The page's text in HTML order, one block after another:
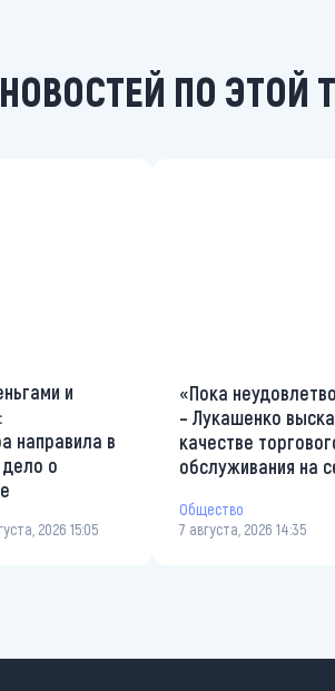
ПО ЭТОЙ
и
направила в
дело о
2026 15:05
«Пока
– Лукашенко
качестве
обслуживания на
Общество
7 августа, 2026 14:35